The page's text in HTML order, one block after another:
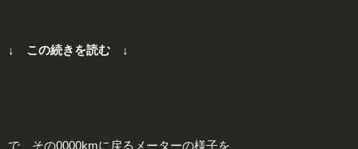
↓ この続きを読む ↓
で、その0000kmに戻るメーターの様子を